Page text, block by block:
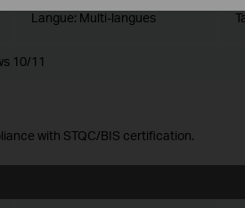
Langue: Multi-langues
10/11
with STQC/BIS certification.